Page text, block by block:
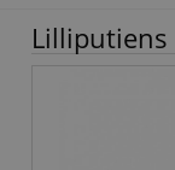
Lilliputiens